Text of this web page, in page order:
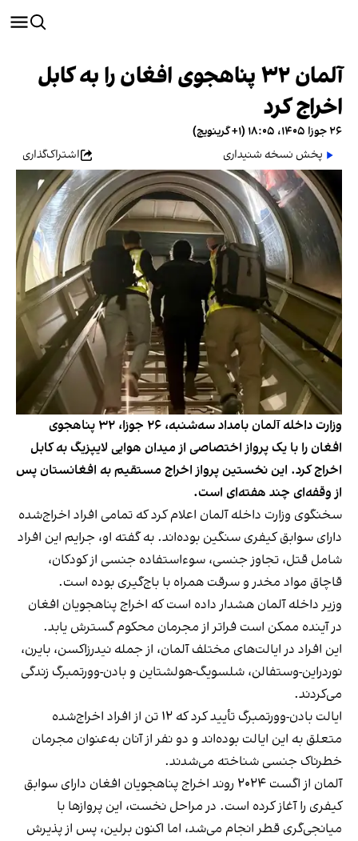
آلمان ۳۲ پناهجوی افغان را به کابل
اخراج کرد
۲۶ جوزا ۱۴۰۵، ۱۸:۰۵ (‎+۱ گرینویچ)
پخش نسخه شنیداری
اشتراک‌گذاری
وزارت داخله آلمان بامداد سه‌شنبه، ۲۶ جوزا، ۳۲ پناهجوی
افغان را با یک پرواز اختصاصی از میدان هوایی لایپزیگ به کابل
اخراج کرد. این نخستین پرواز اخراج مستقیم به افغانستان پس
از وقفه‌ای چند هفته‌ای است.
سخنگوی وزارت داخله آلمان اعلام کرد که تمامی افراد اخراج‌شده
دارای سوابق کیفری سنگین بوده‌اند. به گفته او، جرایم این افراد
شامل قتل، تجاوز جنسی، سوءاستفاده جنسی از کودکان،
قاچاق مواد مخدر و سرقت همراه با باج‌گیری بوده است.
وزیر داخله آلمان هشدار داده است که اخراج پناهجویان افغان
در آینده ممکن است فراتر از مجرمان محکوم گسترش یابد.
این افراد در ایالت‌های مختلف آلمان، از جمله نیدرزاکسن، بایرن،
نوردراین-وستفالن، شلسویگ-هولشتاین و بادن-وورتمبرگ زندگی
می‌کردند.
ایالت بادن-وورتمبرگ تأیید کرد که ۱۲ تن از افراد اخراج‌شده
متعلق به این ایالت بوده‌اند و دو نفر از آنان به‌عنوان مجرمان
خطرناک جنسی شناخته می‌شدند.
آلمان از اگست ۲۰۲۴ روند اخراج پناهجویان افغان دارای سوابق
کیفری را آغاز کرده است. در مراحل نخست، این پروازها با
میانجی‌گری قطر انجام می‌شد، اما اکنون برلین، پس از پذیرش